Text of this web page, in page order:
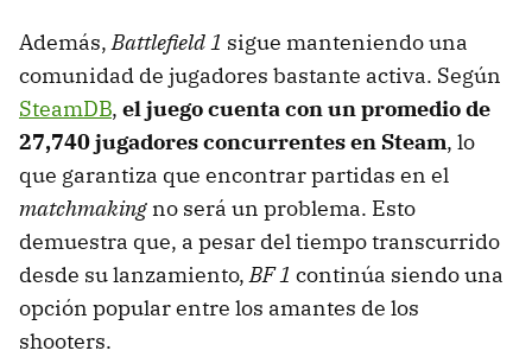
Además,Battlefield 1 sigue manteniendo una
comunidad de jugadores bastante activa. Según
SteamDB, el juego cuenta con un promedio de
27,740 jugadores concurrentes en Steam, lo
que garantiza que encontrar partidas en el
matchmaking no será un problema. Esto
demuestra que, a pesar del tiempo transcurrido
desde su lanzamiento,BF 1 continúa siendo una
opción popular entre los amantes de los
shooters.